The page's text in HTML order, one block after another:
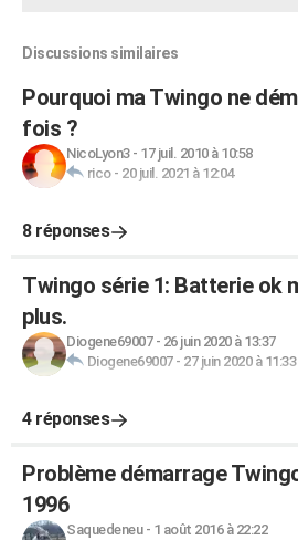
Discussions similaires
Pourquoi ma Twingo ne
fois ?
NicoLyon3- 17 juil. 2010 à 10:58
rico- 20 juil. 2021 à 12:04
8 réponses
Twingo série 1: Batterie ok
plus.
Diogene69007- 26 juin 2020 à 13:37
Diogene69007- 27 juin 2020 à 11:33
4 réponses
Problème démarrage
1996
Saquedeneu- 1 août 2016 à 22:22